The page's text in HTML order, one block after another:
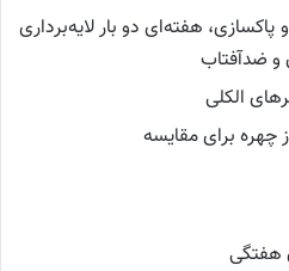
هفته‌ای دو بار لایه‌برداری
و ضدآفتاب
الکلی
برای مقایسه
هفتگی